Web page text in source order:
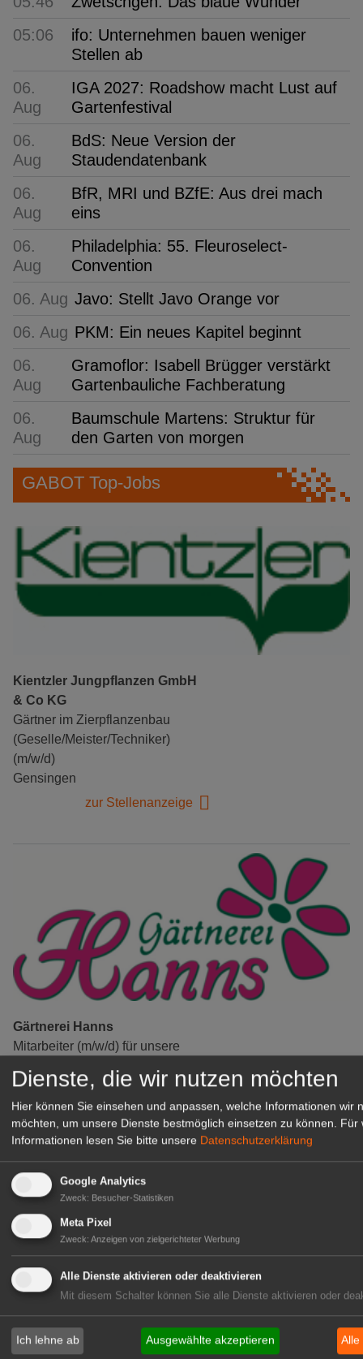
05:06
ifo: Unternehmen bauen weniger
Stellen ab
06.
Aug
IGA 2027: Roadshow macht Lust auf
Gartenfestival
06.
Aug
BdS: Neue Version der
Staudendatenbank
06.
Aug
BfR, MRI und BZfE: Aus drei mach
eins
06.
Aug
Philadelphia: 55. Fleuroselect-
Convention
06. Aug Javo: Stellt Javo Orange vor
06. Aug PKM: Ein neues Kapitel beginnt
06.
Aug
Gramoflor: Isabell Brügger verstärkt
Gartenbauliche Fachberatung
06.
Aug
Baumschule Martens: Struktur für
den Garten von morgen
GABOT Top-Jobs
Kientzler Jungpflanzen GmbH
& Co KG
Gärtner im Zierpflanzenbau
(Geselle/Meister/Techniker)
(m/w/d)
Gensingen
zur Stellenanzeige
Gärtnerei Hanns
Mitarbeiter (m/w/d) für unsere
Herongen
zur Stellenanzeige
GABOT Immobilienangebote
1A-Lage, ihre Chance in der
grünen Branche
IHREN Betrieb!
zur Anzeige
GABOT Marktplatz
Dienste, die wir nutzen möchten
Hier können Sie einsehen und anpassen, welche Informationen wir
möchten, um unsere Dienste bestmöglich einsetzen zu können. Für
Informationen lesen Sie bitte unsere Datenschutzerklärung
Google Analytics
Zweck: Besucher-Statistiken
Meta Pixel
Zweck: Anzeigen von zielgerichteter Werbung
Alle Dienste aktivieren oder deaktivieren
Mit diesem Schalter können Sie alle Dienste aktivieren oder
Ich lehne ab Ausgewählte akzeptieren Alle